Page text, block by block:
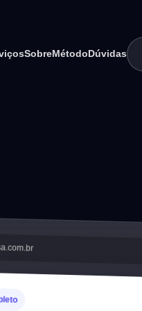
SobreMétodoDúvidas